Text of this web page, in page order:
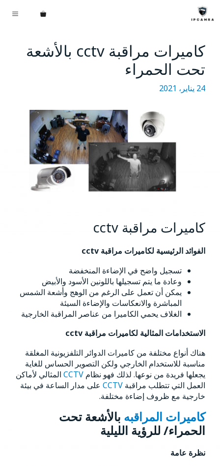
انتقل
إلى
كاميرات مراقبة cctv بالأشعة
تحت الحمراء
24 يناير، 2021
كاميرات مراقبة cctv
الفوائد الرئيسية لكاميرات مراقبة cctv
تسجيل واضح في الإضاءة المنخفضة
وعادة ما يتم تسجيلها باللونين الأسود والأبيض
يمكن أن تعمل على الرغم من الوهج وأشعة الشمس
المباشرة والانعكاسات والإضاءة السيئة
الغلاف يحمي الكاميرا من عناصر المراقبة الخارجية
الاستخدامات المثالية لكاميرات مراقبة cctv
هناك أنواع مختلفة من كاميرات الدوائر التلفزيونية المغلقة
مناسبة للاستخدام الخارجي ولكن التصوير الحساس للغاية
يجعلها فريدة من نوعها. لذلك فهو نظام CCTV المثالي لأماكن
العمل التي تتطلب مراقبة CCTV على مدار الساعة في بيئة
خارجية مع ظروف إضاءة مختلفة.
كاميرات المراقبه بالأشعة تحت
الحمراء/ للرؤية الليلية
نظرة عامة